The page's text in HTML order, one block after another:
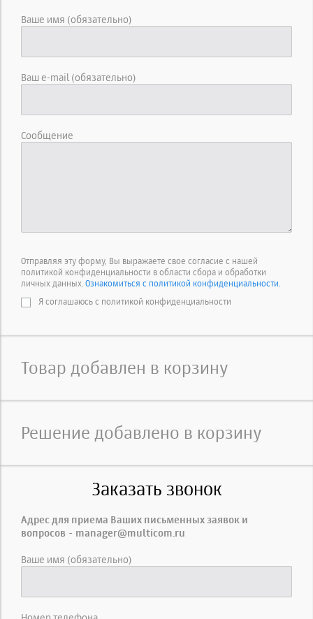
Ваше имя (обязательно)
Ваш e-mail (обязательно)
Сообщение
Отправляя эту форму, Вы выражаете свое согласие с нашей
политикой конфиденциальности в области сбора и обработки
личных данных. Ознакомиться с политикой конфиденциальности.
Я соглашаюсь с политикой конфиденциальности
Товар добавлен в корзину
Решение добавлено в корзину
Заказать звонок
Адрес для приема Ваших письменных заявок и
вопросов - manager@multicom.ru
Ваше имя (обязательно)